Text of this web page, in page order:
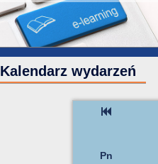
Kalendarz wydarzeń
Pn